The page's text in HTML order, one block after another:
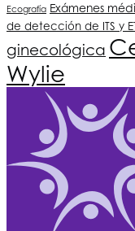
Ecografía Exámenes
de detección de ITS y
ginecológica
Wylie